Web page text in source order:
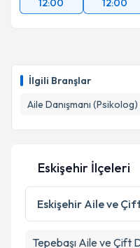
İlgili Branşlar
Aile Danışmanı (Psikolog)
12:00 12:00
Eskişehir İlçeleri
Eskişehir Aile ve Çift
Tepebaşı Aile ve Çift